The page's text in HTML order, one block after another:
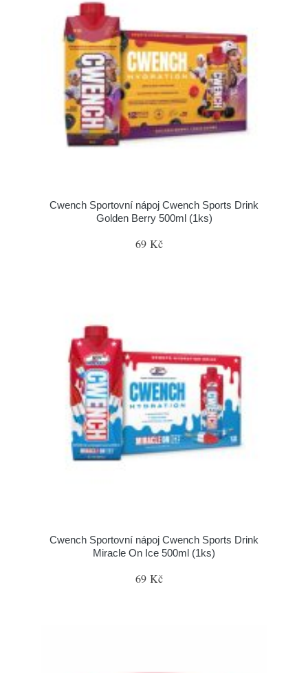
Cwench Sportovní nápoj Cwench Sports Drink
Golden Berry 500ml (1ks)
69 Kč
Cwench Sportovní nápoj Cwench Sports Drink
Miracle On Ice 500ml (1ks)
69 Kč